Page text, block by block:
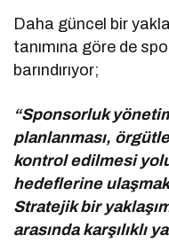
Daha güncel bir
tanımına göre de
barındırıyor;
“Sponsorluk
planlanması,
kontrol edilmesi
hedeflerine ulaşmak
Stratejik bir
arasında karşılıklı